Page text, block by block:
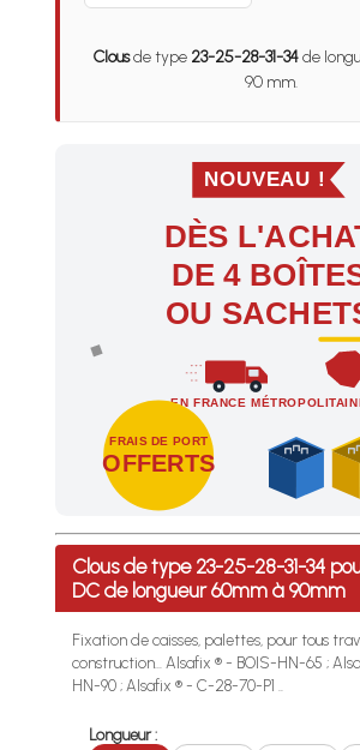
Clousde type 23-25-28-31-34de
90 mm.
NOUVEAU !
DÈS
DE 4
OU
EN FRANCE
FRAIS DE PORT
OFFERTS
Profitez des Frais de port offerts en
Clous de type 23-25-28-31-34
DC de longueur 60mm à 90mm
Fixation de caisses, palettes, pour tous
construction... Alsafix ® - BOIS-HN-65 ;
HN-90 ; Alsafix ® - C-28-70-P1 ..
Longueur :